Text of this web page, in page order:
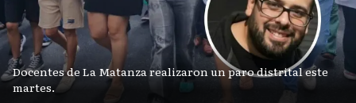
Docentes de La Matanza realizaron un paro distrital este
martes.